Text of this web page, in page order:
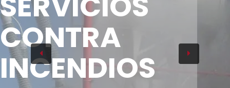
BARCELONA
CONTRA
INCENDIOS